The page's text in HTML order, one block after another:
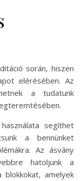
során, hiszen
elérésében. Az
a tudatunk
segíthet
a bennünket
Az ásvány
hatoljunk a
amelyek